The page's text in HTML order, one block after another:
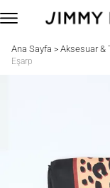
Ana Sayfa > Aksesuar &
Eşarp